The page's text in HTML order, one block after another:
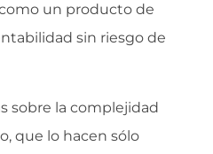
un producto de
sin riesgo de
sobre la complejidad
que lo hacen sólo